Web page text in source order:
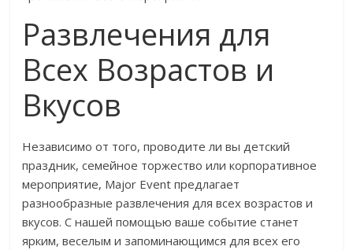
Развлечения для
Всех Возрастов и
Вкусов
Независимо от того, проводите ли вы детский
праздник, семейное торжество или корпоративное
мероприятие, Major Event предлагает
разнообразные развлечения для всех возрастов и
вкусов. С нашей помощью ваше событие станет
ярким, веселым и запоминающимся для всех его